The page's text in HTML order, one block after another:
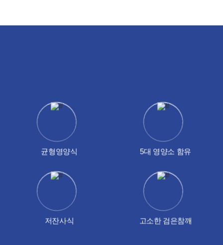
균형영양식 5대 영양소 함유
저잔사식 고소한 검은참깨